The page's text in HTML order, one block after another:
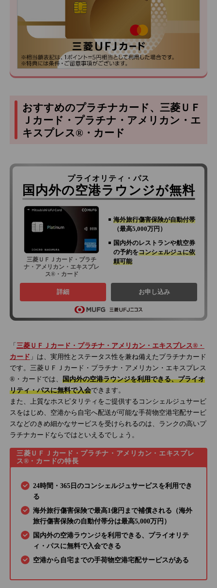
おすすめのプラチナカード、三菱ＵＦ
Ｊカード・プラチナ・アメリカン・エ
キスプレス®・カード
プライオリティ・パス
国内外の空港ラウンジが無料
三菱ＵＦＪカード・プラチ
ナ・アメリカン・エキスプレ
ス®・カード
海外旅行傷害保険が自動付帯
（最高5,000万円）
国内外のレストランや航空券
の予約をコンシェルジュに依
頼可能
詳細 お申し込み
「 三菱ＵＦＪカード・プラチナ・アメリカン・エキスプレス®・
カード 」は、実用性とステータス性を兼ね備えたプラチナカード
です。三菱ＵＦＪカード・プラチナ・アメリカン・エキスプレス
®・カードでは、 国内外の空港ラウンジを利用できる、プライオ
リティ・パスに無料で入会できます。
また、上質なホスピタリティをご提供するコンシェルジュサービ
スをはじめ、空港から自宅へ配送が可能な手荷物空港宅配サービ
スなどのきめ細かなサービスを受けられるのは、ランクの高いプ
ラチナカードならではといえるでしょう。
三菱ＵＦＪカード・プラチナ・アメリカン・エキスプレ
ス®・カードの特長
24時間・365日のコンシェルジュサービスを利用でき
る
海外旅行傷害保険で最高1億円まで補償される（海外
旅行傷害保険の自動付帯分は最高5,000万円）
国内外の空港ラウンジを利用できる、プライオリテ
ィ・パスに無料で入会できる
空港から自宅までの手荷物空港宅配サービスがある